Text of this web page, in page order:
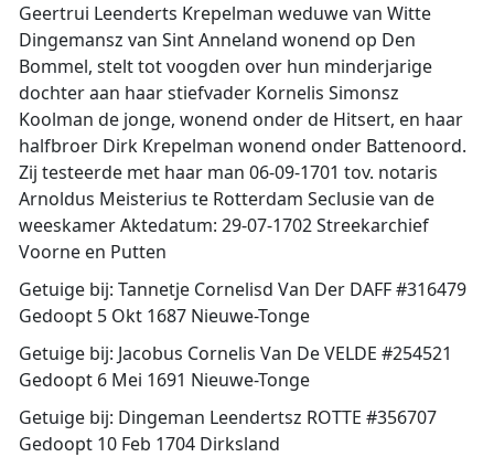
Geertrui Leenderts Krepelman weduwe van Witte
Dingemansz van Sint Anneland wonend op Den
Bommel, stelt tot voogden over hun minderjarige
dochter aan haar stiefvader Kornelis Simonsz
Koolman de jonge, wonend onder de Hitsert, en haar
halfbroer Dirk Krepelman wonend onder Battenoord.
Zij testeerde met haar man 06-09-1701 tov. notaris
Arnoldus Meisterius te Rotterdam Seclusie van de
weeskamer Aktedatum: 29-07-1702 Streekarchief
Voorne en Putten
Getuige bij: Tannetje Cornelisd Van Der DAFF #316479
Gedoopt 5 Okt 1687 Nieuwe-Tonge
Getuige bij: Jacobus Cornelis Van De VELDE #254521
Gedoopt 6 Mei 1691 Nieuwe-Tonge
Getuige bij: Dingeman Leendertsz ROTTE #356707
Gedoopt 10 Feb 1704 Dirksland